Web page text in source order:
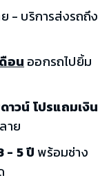
- บริการส่งรถถึง
อน ออกรถไปยิ้ม
าวน์ โปรแถมเงิน
าย
- 5 ปี พร้อมช่าง